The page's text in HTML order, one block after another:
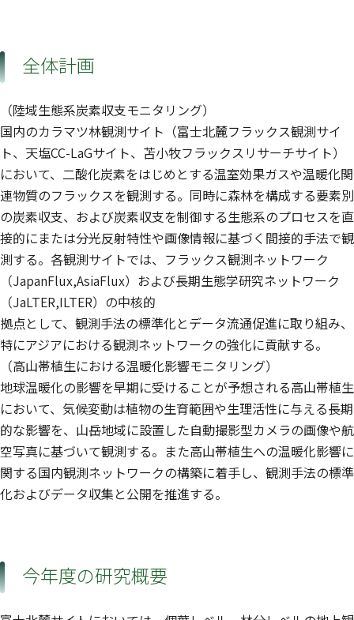
全体計画
（陸域生態系炭素収支モニタリング）
国内のカラマツ林観測サイト（富士北麓フラックス観測サイ
ト、天塩CC-LaGサイト、苫小牧フラックスリサーチサイト）
において、二酸化炭素をはじめとする温室効果ガスや温暖化関
連物質のフラックスを観測する。同時に森林を構成する要素別
の炭素収支、および炭素収支を制御する生態系のプロセスを直
接的にまたは分光反射特性や画像情報に基づく間接的手法で観
測する。各観測サイトでは、フラックス観測ネットワーク
（JapanFlux,AsiaFlux）および長期生態学研究ネットワーク
（JaLTER,ILTER）の中核的
拠点として、観測手法の標準化とデータ流通促進に取り組み、
特にアジアにおける観測ネットワークの強化に貢献する。
（高山帯植生における温暖化影響モニタリング）
地球温暖化の影響を早期に受けることが予想される高山帯植生
において、気候変動は植物の生育範囲や生理活性に与える長期
的な影響を、山岳地域に設置した自動撮影型カメラの画像や航
空写真に基づいて観測する。また高山帯植生への温暖化影響に
関する国内観測ネットワークの構築に着手し、観測手法の標準
化およびデータ収集と公開を推進する。
今年度の研究概要